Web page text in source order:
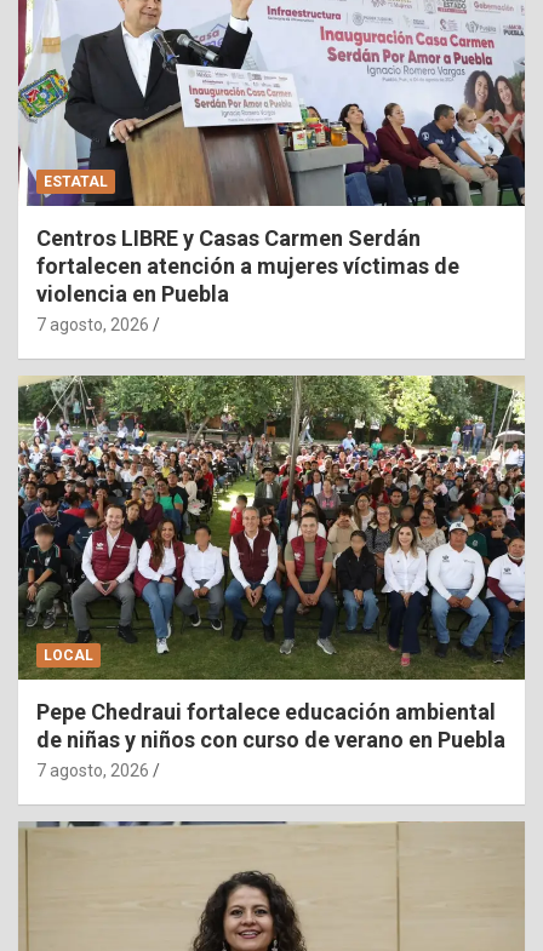
ESTATAL
Centros LIBRE y Casas Carmen Serdán
fortalecen atención a mujeres víctimas de
violencia en Puebla
7 agosto, 2026
LOCAL
Pepe Chedraui fortalece educación ambiental
de niñas y niños con curso de verano en Puebla
7 agosto, 2026